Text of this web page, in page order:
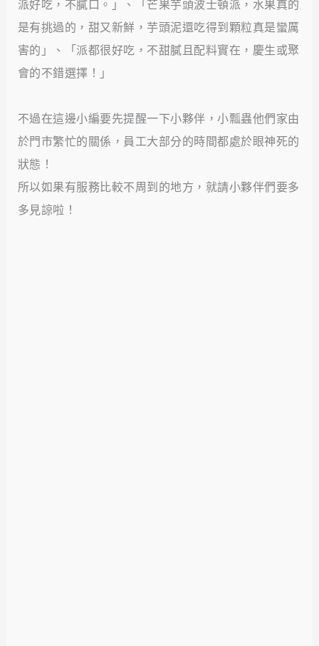
派好吃，不膩口。」、「芒果芋頭波士頓派，水果真的
是有挑過的，甜又新鮮，芋頭泥還吃得到顆粒真是蠻厲
害的」、「派都很好吃，不甜膩且配料實在，慶生或聚
會的不錯選擇！」
不過在這邊小編要先提醒一下小夥伴，小瓢蟲他們家由
於門市繁忙的關係，員工大部分的時間都處於眼神死的
狀態！
所以如果有服務比較不周到的地方，就請小夥伴們要多
多見諒啦！